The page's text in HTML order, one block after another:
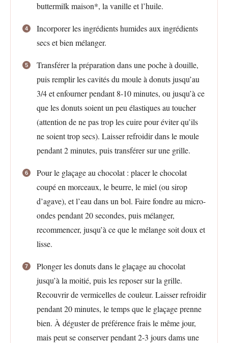
buttermilk maison*, la vanille et l’huile.
Incorporer les ingrédients humides aux ingrédients
secs et bien mélanger.
Transférer la préparation dans une poche à douille,
puis remplir les cavités du moule à donuts jusqu’au
3/4 et enfourner pendant 8-10 minutes, ou jusqu’à ce
que les donuts soient un peu élastiques au toucher
(attention de ne pas trop les cuire pour éviter qu’ils
ne soient trop secs). Laisser refroidir dans le moule
pendant 2 minutes, puis transférer sur une grille.
Pour le glaçage au chocolat : placer le chocolat
coupé en morceaux, le beurre, le miel (ou sirop
d’agave), et l’eau dans un bol. Faire fondre au micro-
ondes pendant 20 secondes, puis mélanger,
recommencer, jusqu’à ce que le mélange soit doux et
lisse.
Plonger les donuts dans le glaçage au chocolat
jusqu’à la moitié, puis les reposer sur la grille.
Recouvrir de vermicelles de couleur. Laisser refroidir
pendant 20 minutes, le temps que le glaçage prenne
bien. À déguster de préférence frais le même jour,
mais peut se conserver pendant 2-3 jours dams une